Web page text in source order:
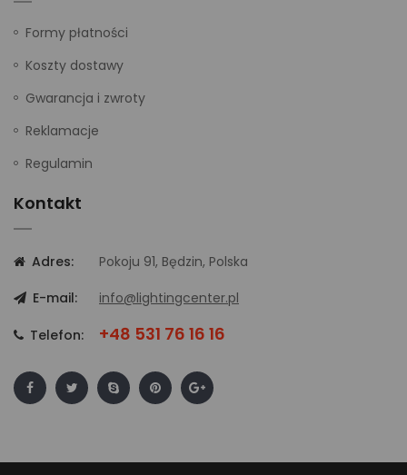
Formy płatności
Koszty dostawy
Gwarancja i zwroty
Reklamacje
Regulamin
Kontakt
Adres:
Pokoju 91, Będzin, Polska
E-mail:
info@lightingcenter.pl
Telefon: +48 531 76 16 16